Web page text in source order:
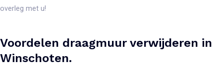
overleg met u!
Voordelen draagmuur verwijderen in
Winschoten.